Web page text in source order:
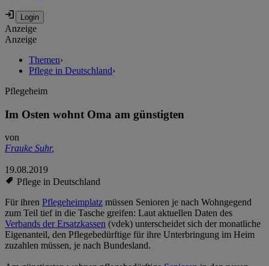
Anzeige
Anzeige
Themen›
Pflege in Deutschland›
Pflegeheim
Im Osten wohnt Oma am günstigten
von
Frauke Suhr,
19.08.2019
Pflege in Deutschland
Für ihren Pflegeheimplatz müssen Senioren je nach Wohngegend
zum Teil tief in die Tasche greifen: Laut aktuellen Daten des
Verbands der Ersatzkassen (vdek) unterscheidet sich der monatliche
Eigenanteil, den Pflegebedürftige für ihre Unterbringung im Heim
zuzahlen müssen, je nach Bundesland.